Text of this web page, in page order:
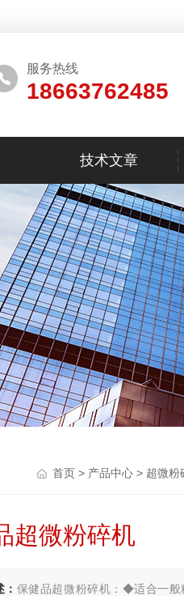
服务热线
18663762485
技术文章
首页 > 产品中心 > 超微粉
超微粉碎机
保健品超微粉碎机：◆适合一般